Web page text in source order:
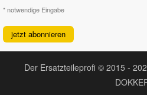
* notwendige Eingabe
jetzt abonnieren
Der Ersatzteileprofi © 2015 -